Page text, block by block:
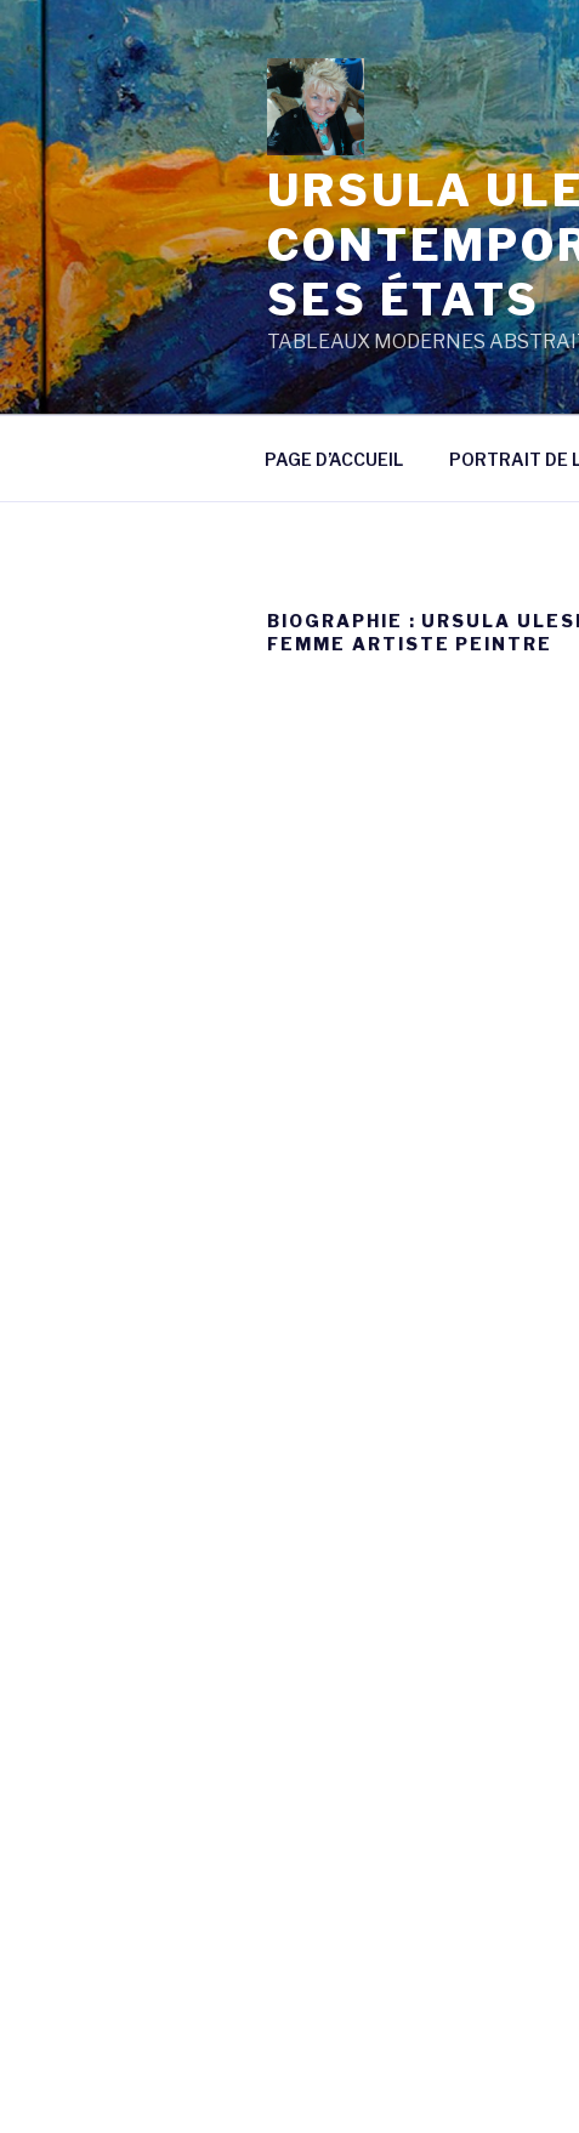
Aller
au
contenu
principal
URSULA
SES ÉTATS
TABLEAUX MODERNES
PAGE D’ACCUEIL PORTRAIT DE
BIOGRAPHIE : URSULA
FEMME ARTISTE PEINTRE